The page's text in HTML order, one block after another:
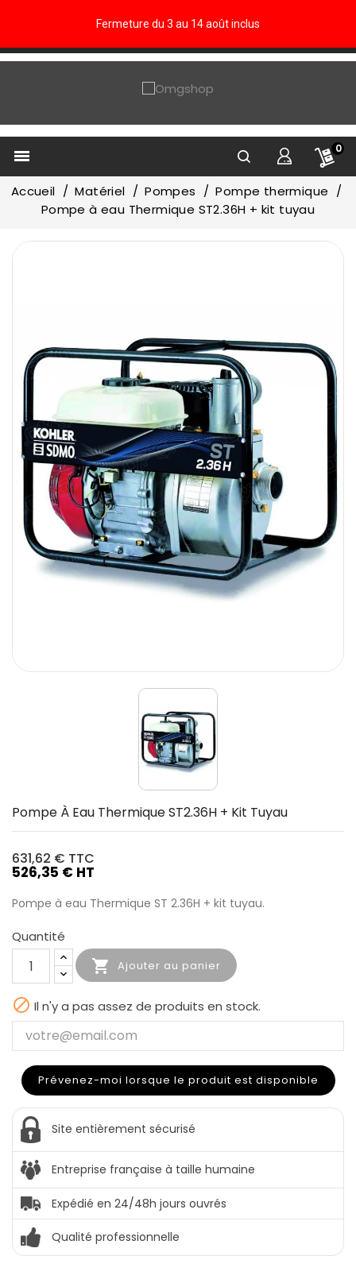
Fermeture du 3 au 14 août inclus
 0
Accueil Matériel Pompes
Pompe thermique
Pompe à eau Thermique ST2.36H + kit tuyau
Pompe À Eau Thermique ST2.36H + Kit Tuyau
631,62 € TTC
526,35 € HT
Pompe à eau Thermique ST 2.36H + kit tuyau.
Quantité
 Ajouter au panier
 Il n'y a pas assez de produits en stock.
Prévenez-moi lorsque le produit est disponible
Site entièrement sécurisé
Entreprise française à taille humaine
Expédié en 24/48h jours ouvrés
Qualité professionnelle